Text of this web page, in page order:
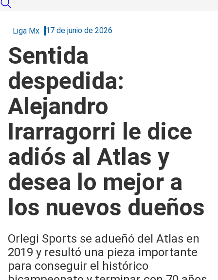
Liga Mx 17 de junio de 2026
Sentida
despedida:
Alejandro
Irarragorri le dice
adiós al Atlas y
desea lo mejor a
los nuevos dueños
Orlegi Sports se adueñó del Atlas en
2019 y resultó una pieza importante
para conseguir el histórico